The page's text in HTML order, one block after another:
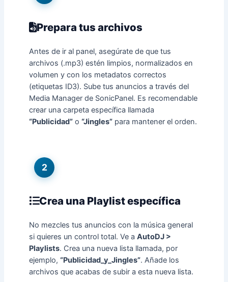
Prepara tus archivos
Antes de ir al panel, asegúrate de que tus
archivos (.mp3) estén limpios, normalizados en
volumen y con los metadatos correctos
(etiquetas ID3). Sube tus anuncios a través del
Media Manager de SonicPanel. Es recomendable
crear una carpeta específica llamada
“Publicidad” o“Jingles” para mantener el orden.
2
Crea una Playlist específica
No mezcles tus anuncios con la música general
si quieres un control total. Ve aAutoDJ >
Playlists. Crea una nueva lista llamada, por
ejemplo,“Publicidad_y_Jingles”. Añade los
archivos que acabas de subir a esta nueva lista.